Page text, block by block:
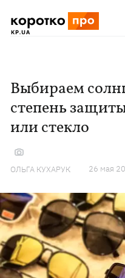
Выбираем
степень
или стекло
ОЛЬГА КУХАРУК 26 мая